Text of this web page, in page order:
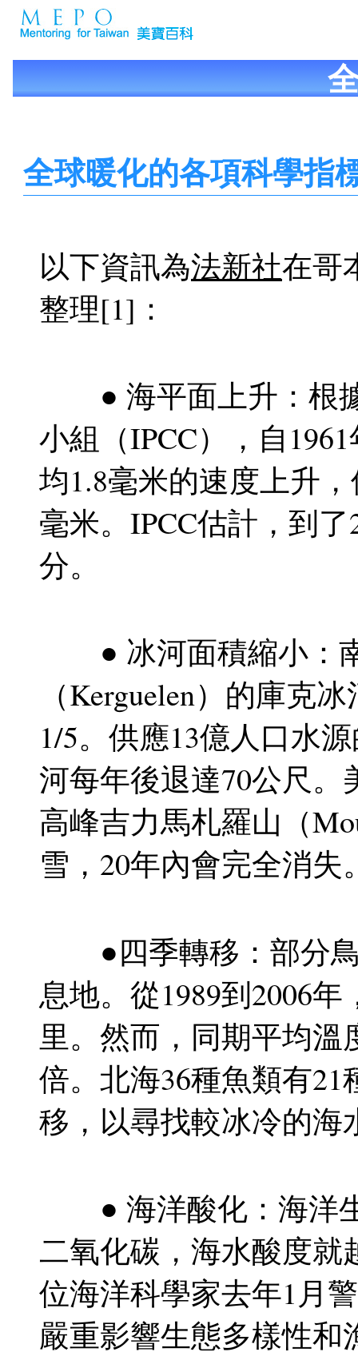
全球暖化的各項科學指
以下資訊為法新社在哥
整理[1]：
● 海平面上升：根
小組（IPCC），自
均1.8毫米的速度上升
毫米。IPCC估計，到
分。
● 冰河面積縮小：
（Kerguelen）的庫克
1/5。供應13億人口水
河每年後退達70公尺
高峰吉力馬札羅山（
雪，20年內會完全消失
●四季轉移：部分鳥
息地。從1989到2006
里。然而，同期平均溫
倍。北海36種魚類有21
移，以尋找較冰冷的海
● 海洋酸化：海洋
二氧化碳，海水酸度就
位海洋科學家去年1月
嚴重影響生態多樣性和